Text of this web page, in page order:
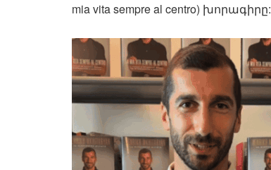
mia vita sempre al centro) խորագիրը: